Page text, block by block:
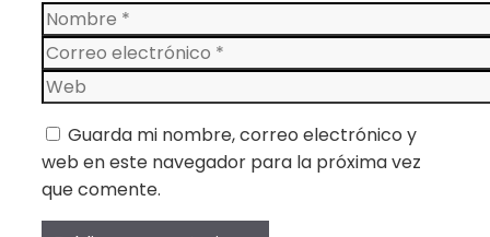
Nombre
Correo
electrónico
Web
Guarda mi nombre, correo electrónico y
web en este navegador para la próxima vez
que comente.